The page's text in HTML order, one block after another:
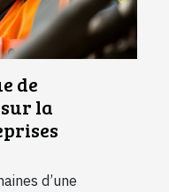
de
la
d’une